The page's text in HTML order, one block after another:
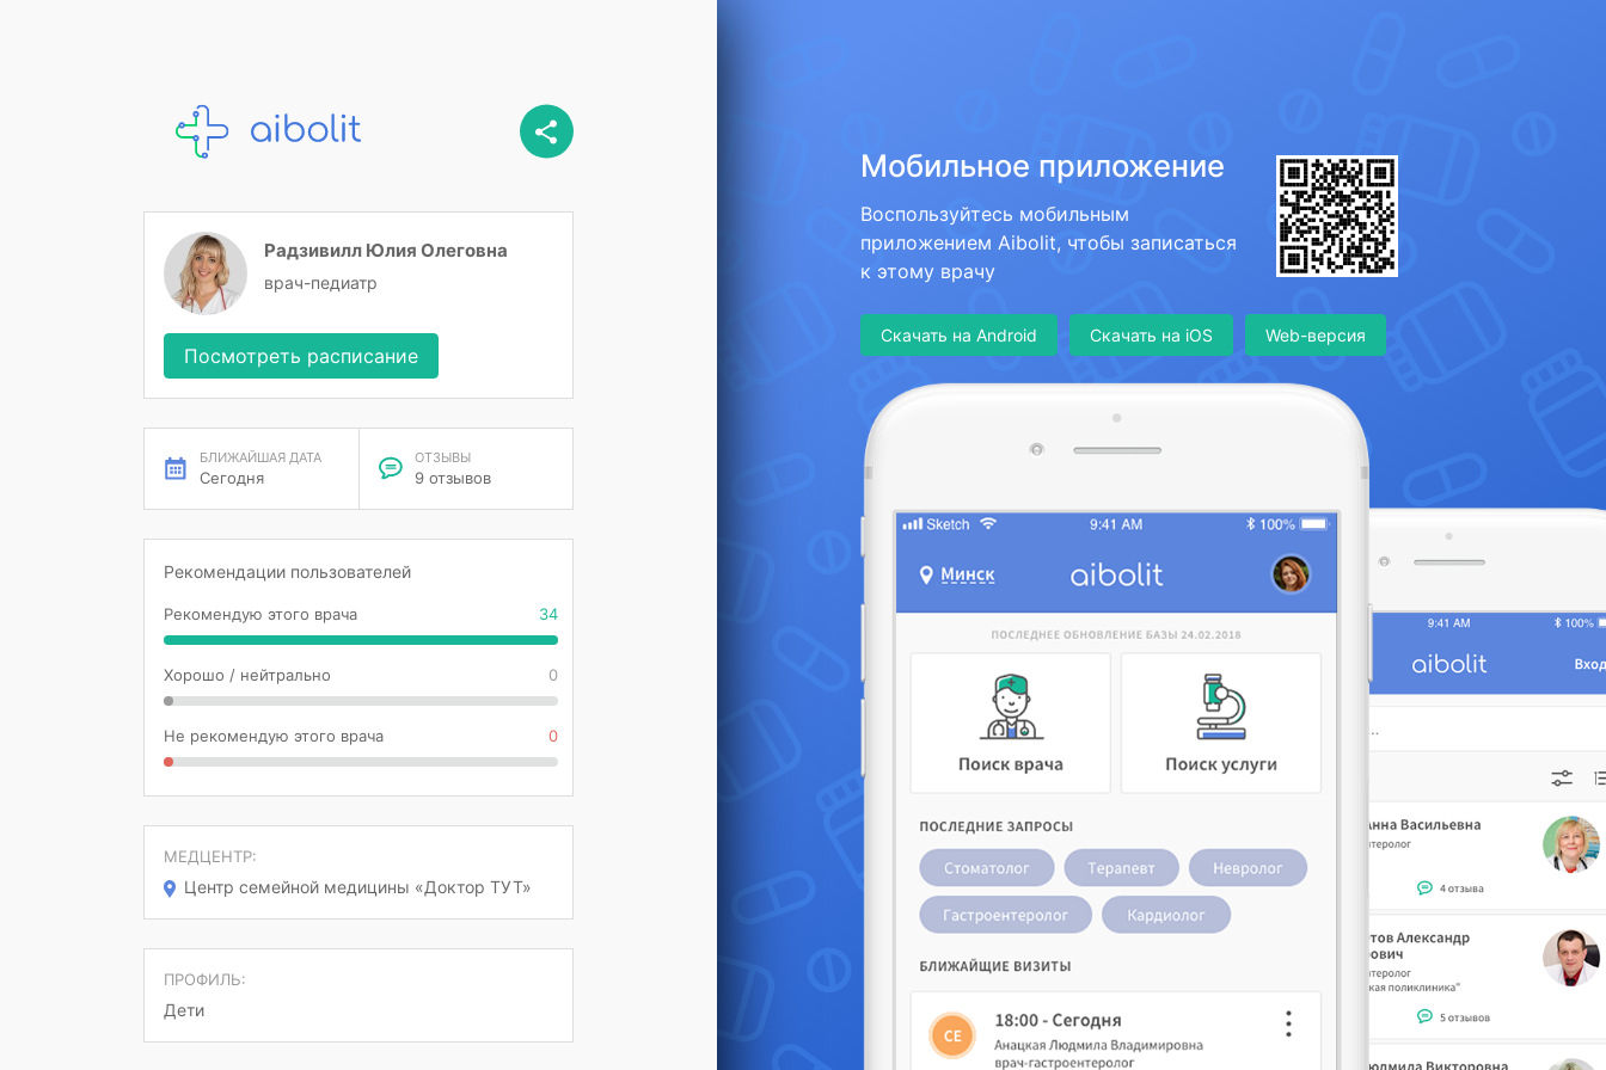
Мобильное приложение
Воспользуйтесь мобильным
приложением Aibolit, чтобы записаться
к этому врачу
Скачать на Android Скачать на iOS Web-версия
Радзивилл Юлия Олеговна
врач-педиатр
Посмотреть расписание
БЛИЖАЙШАЯ ДАТА
Сегодня
ОТЗЫВЫ
9 отзывов
Рекомендации пользователей
Рекомендую этого врача 34
Хорошо / нейтрально 0
Не рекомендую этого врача 0
МЕДЦЕНТР:
Центр семейной медицины «Доктор ТУТ»
ПРОФИЛЬ:
Дети